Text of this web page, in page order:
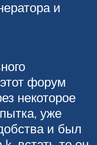
и
форум
некоторое
уже
и был